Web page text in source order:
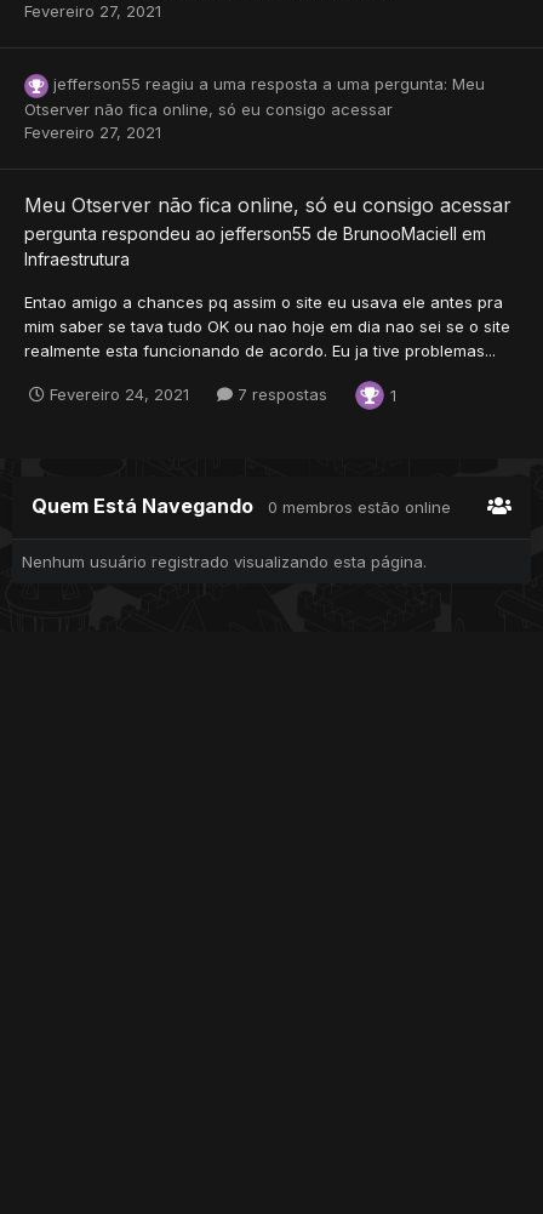
Fevereiro 27, 2021
jefferson55 reagiu a uma resposta a uma pergunta: Meu
Otserver não fica online, só eu consigo acessar
Fevereiro 27, 2021
Meu Otserver não fica online, só eu consigo acessar
pergunta respondeu ao jefferson55 de BrunooMaciell em
Infraestrutura
Entao amigo a chances pq assim o site eu usava ele antes pra
mim saber se tava tudo OK ou nao hoje em dia nao sei se o site
realmente esta funcionando de acordo. Eu ja tive problemas...
Fevereiro 24, 2021 7 respostas 1
Quem Está Navegando 0 membros estão online
Nenhum usuário registrado visualizando esta página.